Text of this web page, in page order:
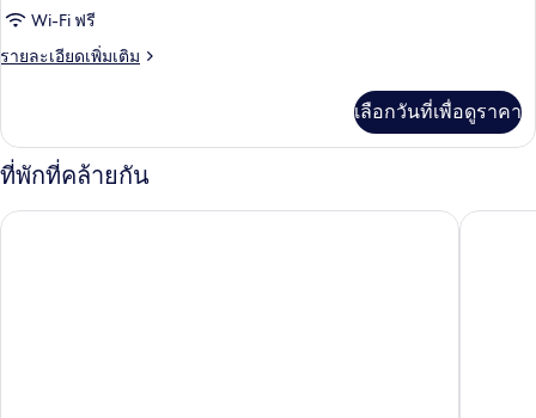
assigned)
สวีทWi-Fi ฟรี
รายละเอียดเพิ่มเติม
ราย
เกี่ยว
กับ
ห้อง
สวี
ท
เลือกวันที่เพื่อดูราคา
ที่พักที่คล้ายกัน
โรงแรมโมเฮนิค โซล เมียงดง โรงแรม